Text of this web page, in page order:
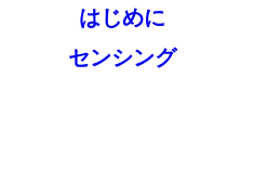
はじめに
センシング